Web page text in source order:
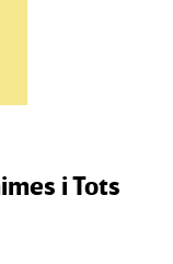
i Tots